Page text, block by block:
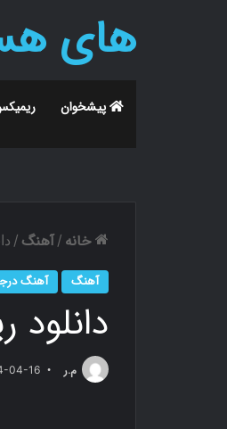
های
پیشخوان
خانه / آهنگ /
آهنگ آهنگ
دانلود
م.ر 04-16